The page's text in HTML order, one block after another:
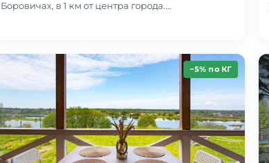
Боровичах, в 1 км от центра города.
−5% по КГ